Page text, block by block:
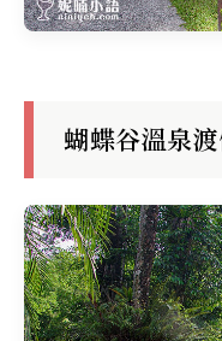
蝴蝶谷溫泉